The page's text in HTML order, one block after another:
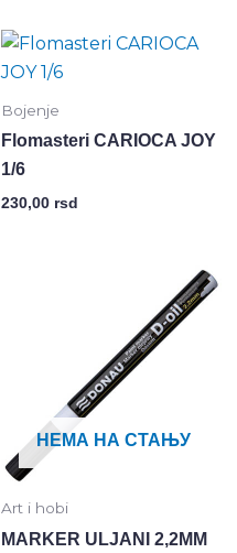
Bojenje
Flomasteri CARIOCA JOY
1/6
230,00 rsd
НЕМА НА СТАЊУ
Art i hobi
MARKER ULJANI 2,2MM